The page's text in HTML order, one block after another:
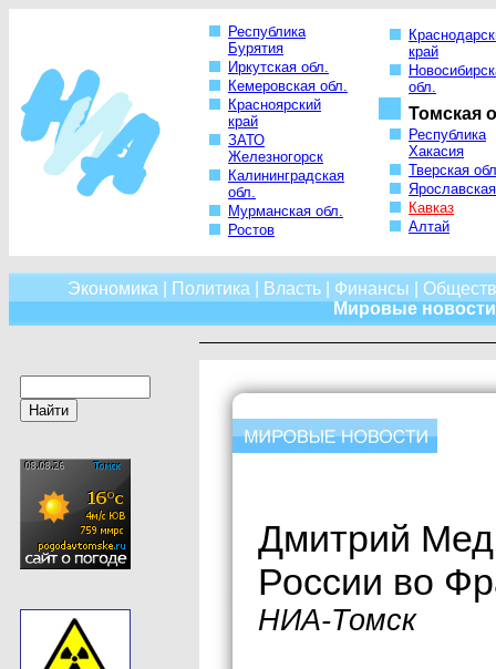
Республика
Бурятия
Иркутская обл.
Кемеровская обл.
Красноярский
край
ЗАТО
Железногорск
Калининградская
обл.
Мурманская обл.
Ростов
край
обл.
Томская
Республика
Хакасия
Тверская
Кавказ
Алтай
Экономика Политика Власть| Финансы
Мировые новости
Дмитрий
России во
НИА-Томск